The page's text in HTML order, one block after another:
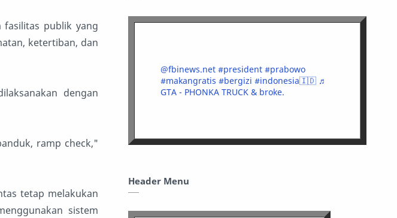
fasilitas publik yang
ketertiban, dan
dengan
ramp check,"
tetap melakukan
sistem
@fbinews.net #president #prabowo
#makangratis #bergizi #indonesia🇮🇩 ♬
GTA - PHONKA TRUCK & broke.
Header Menu